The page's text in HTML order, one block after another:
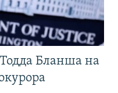
Бланша на